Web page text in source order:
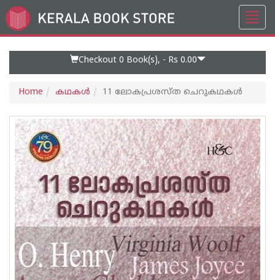
Go
to
Checkout 0 Book(s), - Rs 0.00
Home കഥകള്‍ 11 ലോകപ്രശസ്ത ചെറുകഥകൾ